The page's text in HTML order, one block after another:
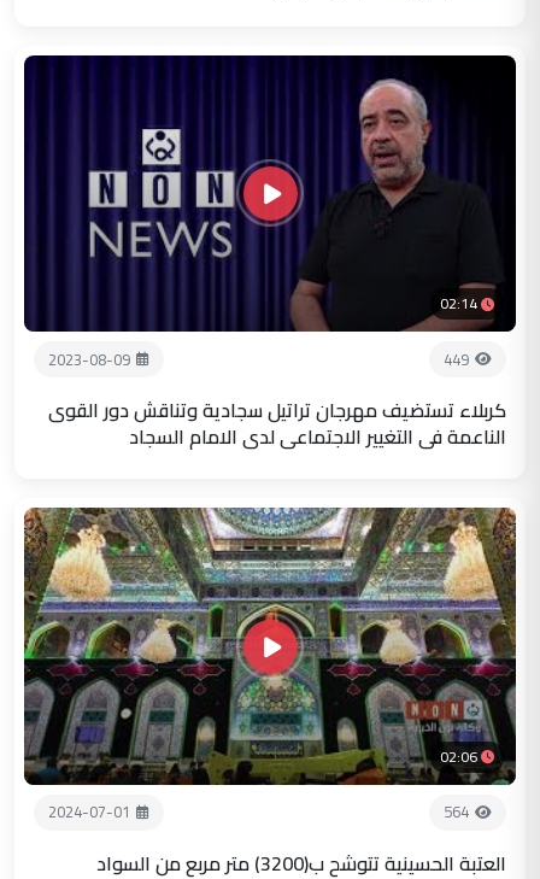
02:14
449
2023-08-09
كربلاء تستضيف مهرجان تراتيل سجادية وتناقش دور القوى
الناعمة في التغيير الاجتماعي لدى الامام السجاد
02:06
564
2024-07-01
العتبة الحسينية تتوشح ب(3200) متر مربع من السواد